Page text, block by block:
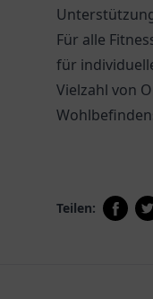
Für alle
für
Vielzahl von
Teilen: